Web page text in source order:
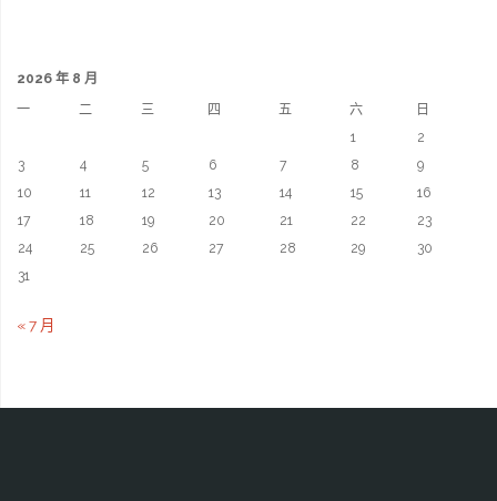
2026 年 8 月
一
二 三 四 五 六
日
1
2
3
4 5 6 7 8
9
10
11 12 13 14 15
16
17
18 19 20 21 22
23
24
25 26 27 28 29
30
31
« 7 月